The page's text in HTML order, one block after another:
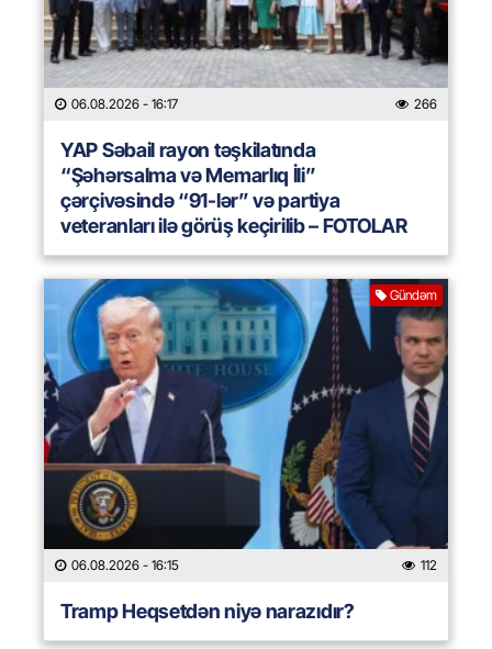
06.08.2026 - 16:17 266
YAP Səbail rayon təşkilatında
“Şəhərsalma və Memarlıq İli”
çərçivəsində “91-lər” və partiya
veteranları ilə görüş keçirilib – FOTOLAR
Gündəm
06.08.2026 - 16:15 112
Tramp Heqsetdən niyə narazıdır?